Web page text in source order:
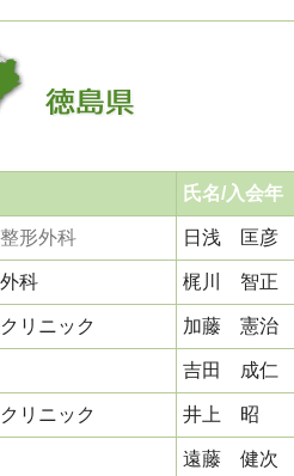
氏名/入会年
形外科 日浅 匡彦
科 梶川 智正
リニック 加藤 憲治
吉田 成仁
リニック 井上 昭
遠藤 健次